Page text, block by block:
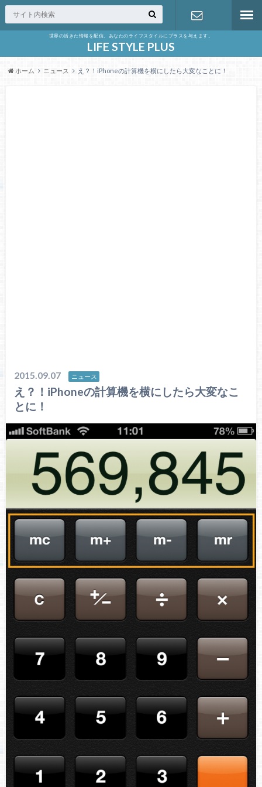
世界の活きた情報を配信。あなたのライフスタイルにプラスを与えます。
LIFE STYLE PLUS
せ
ホーム ニュース え？！iPhoneの計算機を横にしたら大変なことに！
2015.09.07 ニュース
え？！iPhoneの計算機を横にしたら大変なこ
とに！